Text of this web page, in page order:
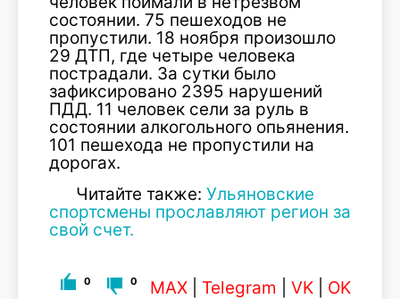
состоянии. 75 пешеходов не
пропустили. 18 ноября произошло
29 ДТП, где четыре человека
пострадали. За сутки было
зафиксировано 2395 нарушений
ПДД. 11 человек сели за руль в
состоянии алкогольного опьянения.
101 пешехода не пропустили на
дорогах.
Читайте также: Ульяновские
спортсмены прославляют регион за
свой счет.
0 0 MAX Telegram VK OK